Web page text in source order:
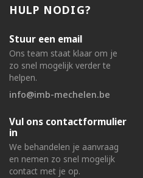
HULP NODIG?
Stuur een email
Ons team staat klaar om je
zo snel mogelijk verder te
helpen.
info@imb-mechelen.be
Vul ons contactformulier
in
We behandelen je aanvraag
en nemen zo snel mogelijk
contact met je op.